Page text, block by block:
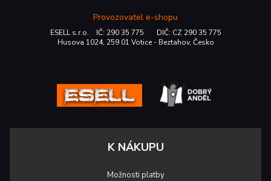
Provozovatel e-shopu
ESELL s.r.o. IČ: 290 35 775 DIČ: CZ 290 35 775
Husova 1024, 259 01 Votice - Beztahov, Česko
K NÁKUPU
Možnosti platby